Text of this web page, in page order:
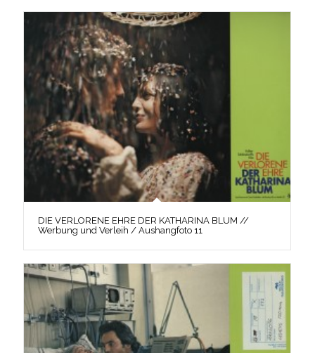
DIE VERLORENE EHRE DER KATHARINA BLUM //
Werbung und Verleih / Aushangfoto 11